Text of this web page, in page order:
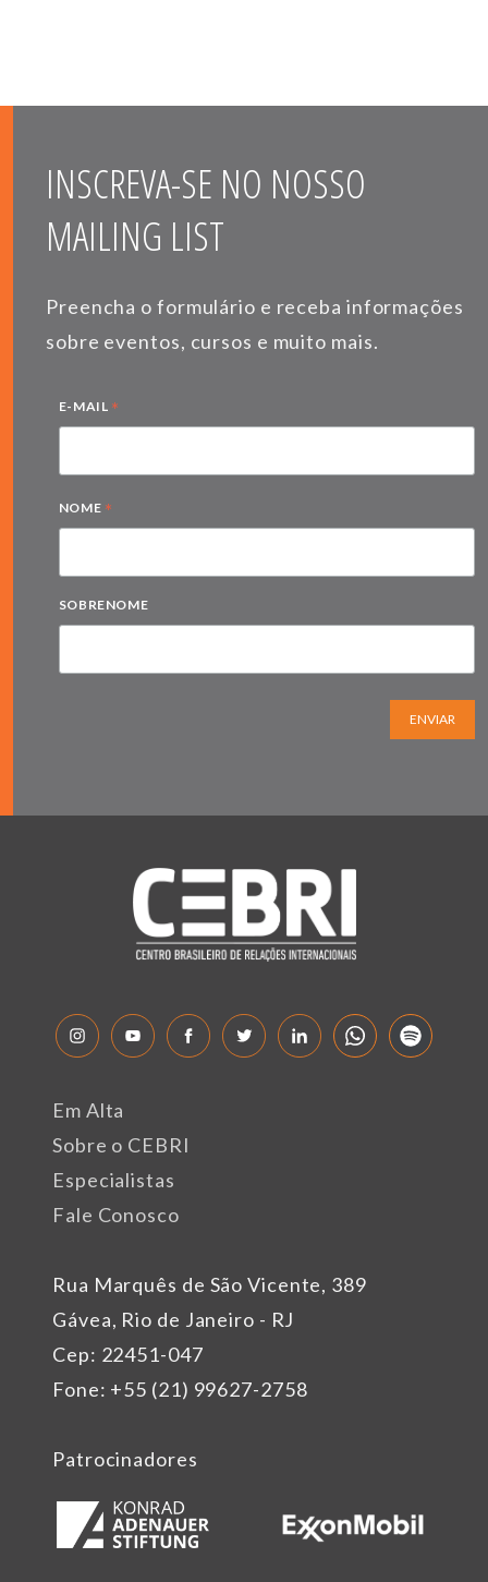
INSCREVA-SE NO NOSSO
MAILING LIST
Preencha o formulário e receba informações
sobre eventos, cursos e muito mais.
E-MAIL *
NOME *
SOBRENOME
ENVIAR
Rua Marquês de São Vicente, 389
Gávea, Rio de Janeiro - RJ
Cep: 22451-047
Fone: +55 (21) 99627-2758
Em Alta
Sobre o CEBRI
Especialistas
Fale Conosco
Patrocinadores